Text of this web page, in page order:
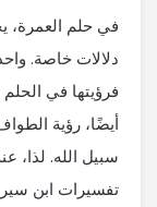
في حلم العمرة،
دلالات خاصة.
فرؤيتها في
أيضًا، رؤية
سبيل الله. لذا،
تفسيرات ابن